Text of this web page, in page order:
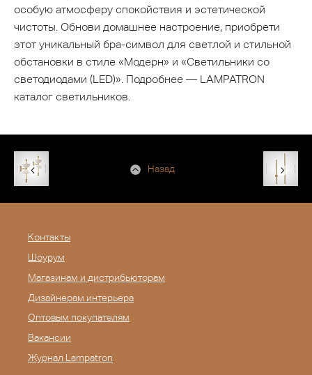
особую атмосферу спокойствия и эстетической
чистоты. Обнови домашнее настроение, приобрети
этот уникальный бра-символ для светлой и стильной
обстановки в стиле «Модерн» и «Светильники со
светодиодами (LED)». Подробнее — LAMPATRON
каталог светильников.
Назад
Контакты
Шоурум
Магазинам и дистрибьюторам
Дизайнерам интерьера
Оптовым покупателям
Вакансии
Журнал Lampatron